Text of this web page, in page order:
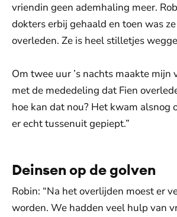
vriendin geen ademhaling meer.
dokters erbij gehaald en toen was
overleden. Ze is heel stilletjes
Om twee uur ’s nachts maakte mijn
met de mededeling dat Fien
hoe kan dat nou? Het kwam alsnog
er echt tussenuit gepiept.”
Deinsen op de golven
Robin: “Na het overlijden moest er
worden. We hadden veel hulp van